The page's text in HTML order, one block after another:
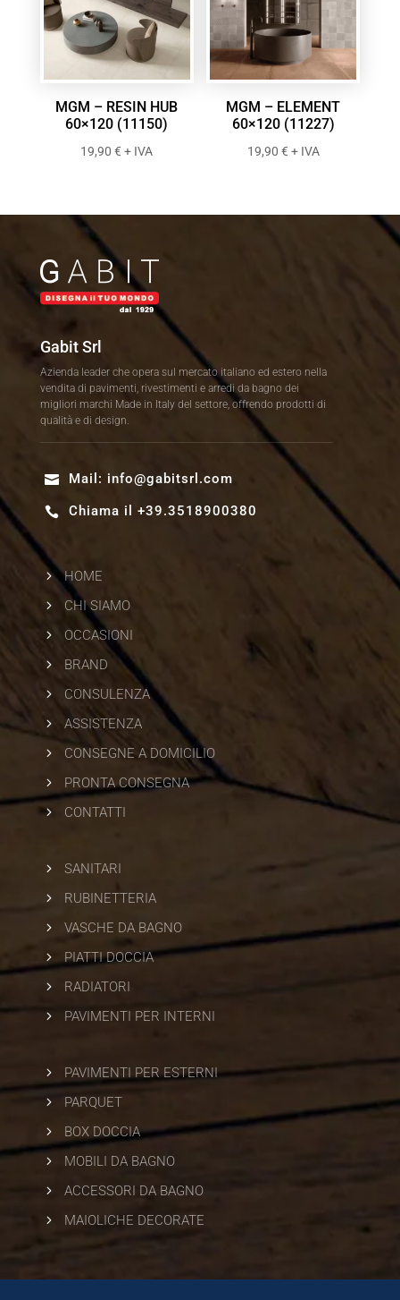
MGM – RESIN HUB
60×120 (11150)
19,90€ + IVA
MGM – ELEMENT
60×120 (11227)
19,90 € + IVA
Gabit Srl
Azienda leader che opera sul mercato italiano ed estero nella
vendita di pavimenti, rivestimenti e arredi da bagno dei
migliori marchi Made in Italy del settore, offrendo prodotti di
qualità e di design.
 Mail: info@gabitsrl.com
 Chiama il +39.3518900380
5 HOME
5
CHI SIAMO
5
OCCASIONI
5
BRAND
5
CONSULENZA
5
ASSISTENZA
5
CONSEGNE A DOMICILIO
5
PRONTA CONSEGNA
5
CONTATTI
5
SANITARI
5
RUBINETTERIA
5
VASCHE DA BAGNO
5
PIATTI DOCCIA
5
RADIATORI
5
PAVIMENTI PER INTERNI
5
PAVIMENTI PER ESTERNI
5
PARQUET
5
BOX DOCCIA
5
MOBILI DA BAGNO
5
ACCESSORI DA BAGNO
5
MAIOLICHE DECORATE